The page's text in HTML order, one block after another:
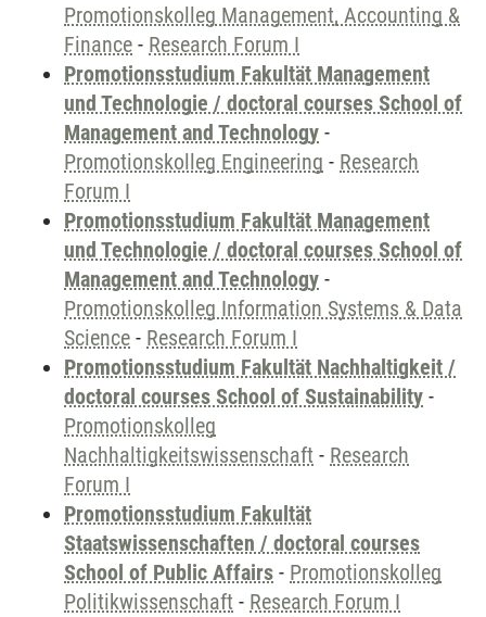
Promotionskolleg Management, Accounting &
Finance - Research Forum I
Promotionsstudium Fakultät Management
und Technologie / doctoral courses School of
Management and Technology -
Promotionskolleg Engineering - Research
Forum I
Promotionsstudium Fakultät Management
und Technologie / doctoral courses School of
Management and Technology -
Promotionskolleg Information Systems & Data
Science - Research Forum I
Promotionsstudium Fakultät Nachhaltigkeit /
doctoral courses School of Sustainability -
Promotionskolleg
Nachhaltigkeitswissenschaft - Research
Forum I
Promotionsstudium Fakultät
Staatswissenschaften / doctoral courses
School of Public Affairs - Promotionskolleg
Politikwissenschaft - Research Forum I